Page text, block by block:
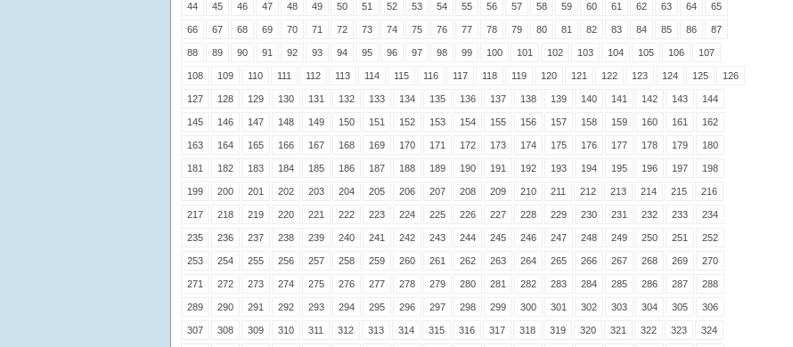
44 45 46 47 48 49 50 51 52 53 54 55 56 57 58 59 60 61 62 63 64 65
66 67 68 69 70 71 72 73 74 75 76 77 78 79 80 81 82 83 84 85 86 87
88 89 90 91 92 93 94 95 96 97 98 99 100 101 102 103 104 105 106 107
108 109 110 111 112 113 114 115 116 117 118 119 120 121 122 123 124 125 126
127 128 129 130 131 132 133 134 135 136 137 138 139 140 141 142 143 144
145 146 147 148 149 150 151 152 153 154 155 156 157 158 159 160 161 162
163 164 165 166 167 168 169 170 171 172 173 174 175 176 177 178 179 180
181 182 183 184 185 186 187 188 189 190 191 192 193 194 195 196 197 198
199 200 201 202 203 204 205 206 207 208 209 210 211 212 213 214 215 216
217 218 219 220 221 222 223 224 225 226 227 228 229 230 231 232 233 234
235 236 237 238 239 240 241 242 243 244 245 246 247 248 249 250 251 252
253 254 255 256 257 258 259 260 261 262 263 264 265 266 267 268 269 270
271 272 273 274 275 276 277 278 279 280 281 282 283 284 285 286 287 288
289 290 291 292 293 294 295 296 297 298 299 300 301 302 303 304 305 306
307 308 309 310 311 312 313 314 315 316 317 318 319 320 321 322 323 324